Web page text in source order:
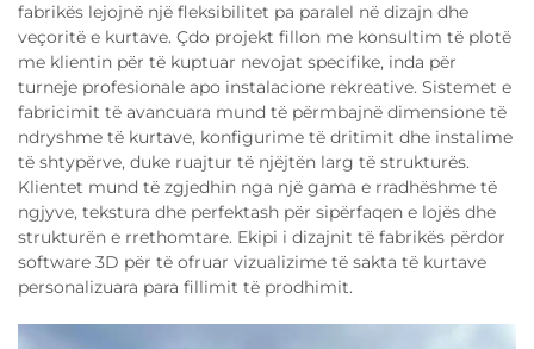
fabrikës lejojnë një fleksibilitet pa paralel në dizajn dhe
veçoritë e kurtave. Çdo projekt fillon me konsultim të plotë
me klientin për të kuptuar nevojat specifike, inda për
turneje profesionale apo instalacione rekreative. Sistemet e
fabricimit të avancuara mund të përmbajnë dimensione të
ndryshme të kurtave, konfigurime të dritimit dhe instalime
të shtypërve, duke ruajtur të njëjtën larg të strukturës.
Klientet mund të zgjedhin nga një gama e rradhëshme të
ngjyve, tekstura dhe perfektash për sipërfaqen e lojës dhe
strukturën e rrethomtare. Ekipi i dizajnit të fabrikës përdor
software 3D për të ofruar vizualizime të sakta të kurtave
personalizuara para fillimit të prodhimit.